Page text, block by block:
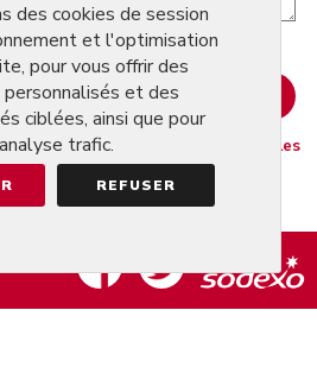
acceptez nosconditions générales
des cookies de session
et l'optimisation
pour vous offrir des
et des
ciblées, ainsi que pour
trafic.
REFUSER